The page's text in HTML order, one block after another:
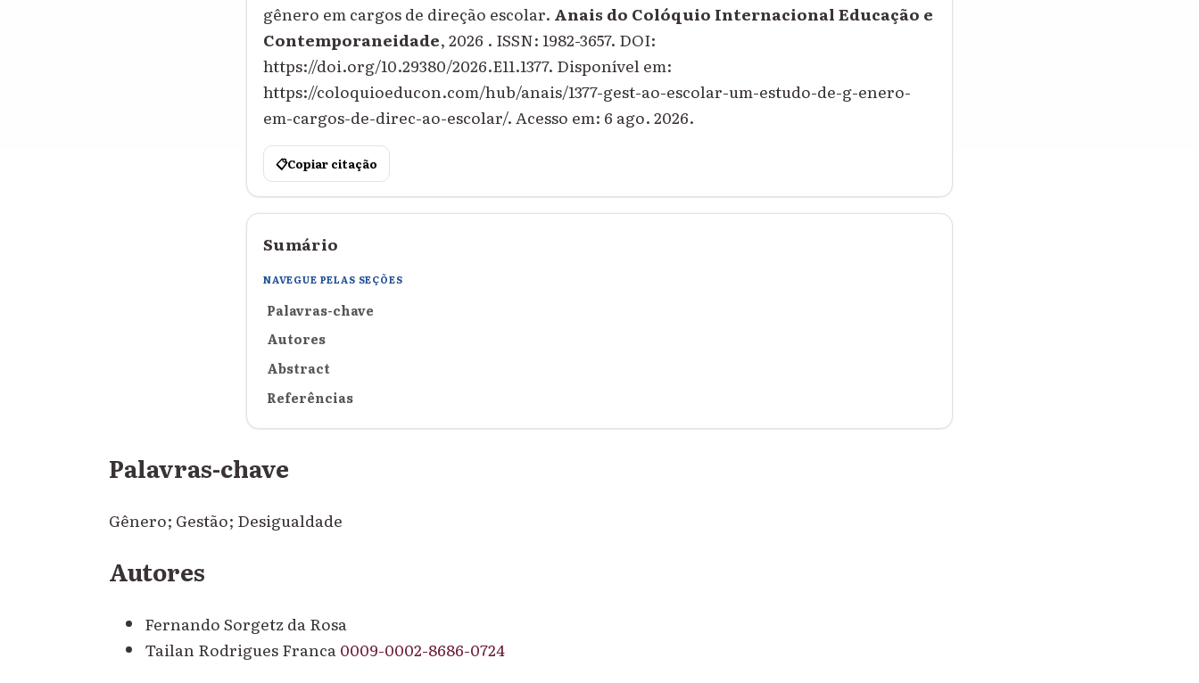
gênero em cargos de direção escolar. Anais do Colóquio Internacional Educação e
Contemporaneidade, 2026 . ISSN: 1982-3657. DOI:
https://doi.org/10.29380/2026.E11.1377. Disponível em:
https://coloquioeducon.com/hub/anais/1377-gest-ao-escolar-um-estudo-de-g-enero-
em-cargos-de-direc-ao-escolar/. Acesso em: 6 ago. 2026.
📋Copiar citação
Sumário
NAVEGUE PELAS SEÇÕES
Palavras-chave
Autores
Abstract
Referências
Palavras-chave
Gênero; Gestão; Desigualdade
Autores
Fernando Sorgetz da Rosa
Tailan Rodrigues Franca0009-0002-8686-0724